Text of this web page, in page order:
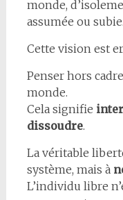
monde,
assumée ou subie.
Cette vision est
Penser hors
monde.
Cela signifie
dissoudre.
La véritable
système, mais à
L’individu libre